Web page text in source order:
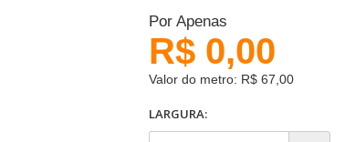
Por Apenas
R$ 0,00
Valor do metro: R$ 67,00
LARGURA: